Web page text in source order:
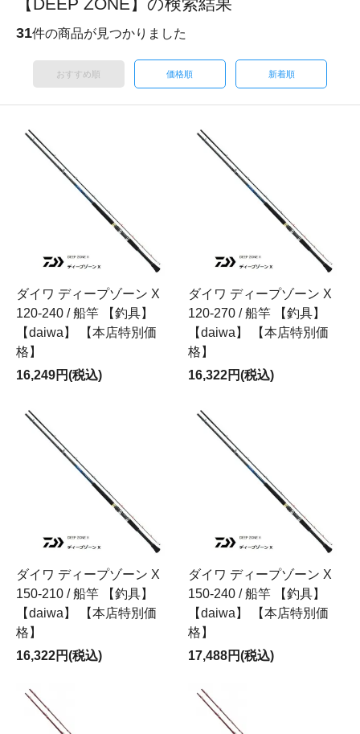
【DEEP ZONE】の検索結果
31件の商品が見つかりました
おすすめ順 価格順 新着順
ダイワ ディープゾーン X
120-240 / 船竿 【釣具】
【daiwa】 【本店特別価
格】
16,249円(税込)
ダイワ ディープゾーン X
120-270 / 船竿 【釣具】
【daiwa】 【本店特別価
格】
16,322円(税込)
ダイワ ディープゾーン X
150-210 / 船竿 【釣具】
【daiwa】 【本店特別価
格】
16,322円(税込)
ダイワ ディープゾーン X
150-240 / 船竿 【釣具】
【daiwa】 【本店特別価
格】
17,488円(税込)